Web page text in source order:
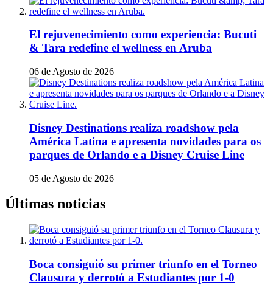
El rejuvenecimiento como experiencia: Bucuti
& Tara redefine el wellness en Aruba
06 de Agosto de 2026
Disney Destinations realiza roadshow pela
América Latina e apresenta novidades para os
parques de Orlando e a Disney Cruise Line
05 de Agosto de 2026
Últimas noticias
Boca consiguió su primer triunfo en el Torneo
Clausura y derrotó a Estudiantes por 1-0